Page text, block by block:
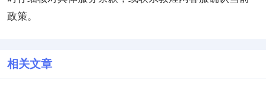
政策。
相关文章